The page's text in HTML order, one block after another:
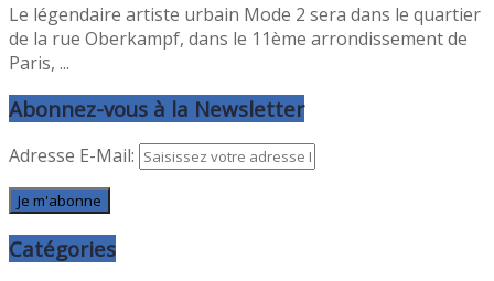
Le légendaire artiste urbain Mode 2 sera dans le quartier
de la rue Oberkampf, dans le 11ème arrondissement de
Paris, ...
Abonnez-vous à la Newsletter
Adresse E-Mail:
Catégories